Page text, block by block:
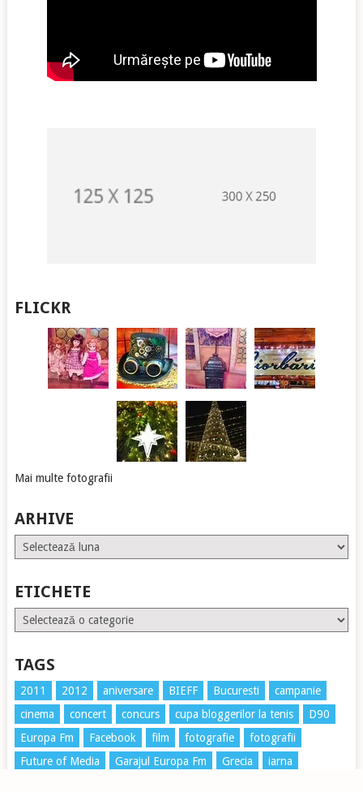
FLICKR
Mai multe fotografii
ARHIVE
Arhive
ETICHETE
Etichete
TAGS
2011 2012 aniversare BIEFF Bucuresti
campanie
cinema
concert concurs cupa bloggerilor la tenis
D90
Europa Fm
Facebook film fotografie
fotografii
Future of Media
Garajul Europa Fm Grecia
iarna